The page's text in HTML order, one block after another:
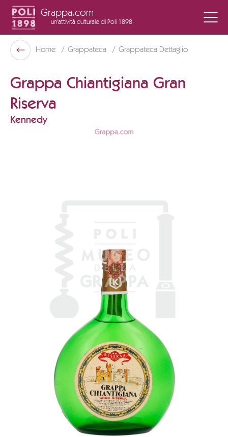
Grappa.com
un'attività culturale di Poli 1898
Poli Museo Della Grappa
Indietro
Home Grappateca Grappateca Dettaglio
Grappa Chiantigiana Gran
Riserva
Kennedy